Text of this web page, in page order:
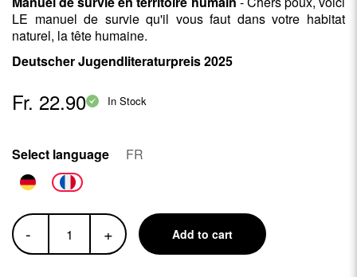
LE manuel de survie qu'il vous faut dans votre habitat
naturel, la tête humaine.
Deutscher Jugendliteraturpreis 2025
Fr. 22.90 In Stock
Select language FR
- + Add to cart